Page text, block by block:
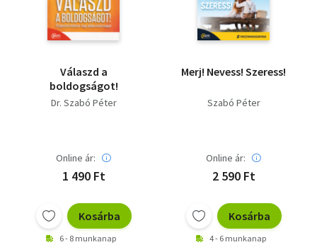
Válaszd a
boldogságot!
Dr. Szabó Péter
Online ár:
1 490 Ft
Kosárba
6 - 8 munkanap
Merj! Nevess! Szeress!
Szabó Péter
Online ár:
2 590 Ft
Kosárba
4 - 6 munkanap